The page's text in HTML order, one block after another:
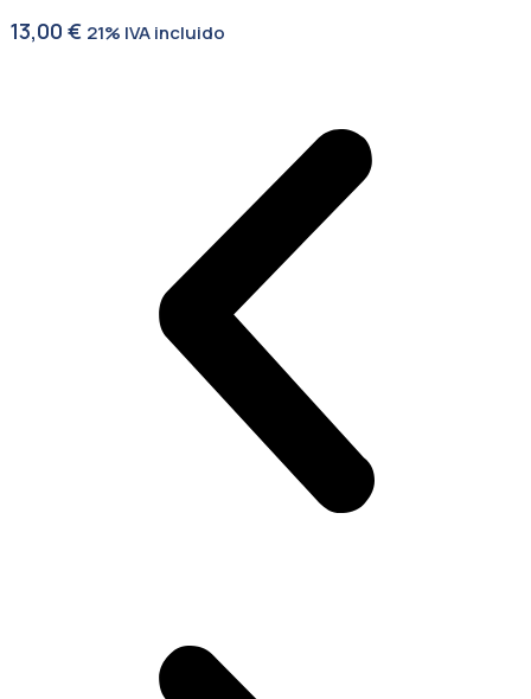
13,00 € 21% IVA incluido